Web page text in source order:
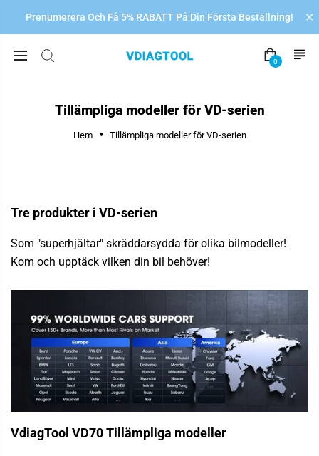
Prenumerera Och Få 5% RABATT På Din Första Beställning!
0
Tillämpliga modeller för VD-serien
Hem Tillämpliga modeller för VD-serien
Tre produkter i VD-serien
Som "superhjältar" skräddarsydda för olika bilmodeller!
Kom och upptäck vilken din bil behöver!
VdiagTool VD70 Tillämpliga modeller